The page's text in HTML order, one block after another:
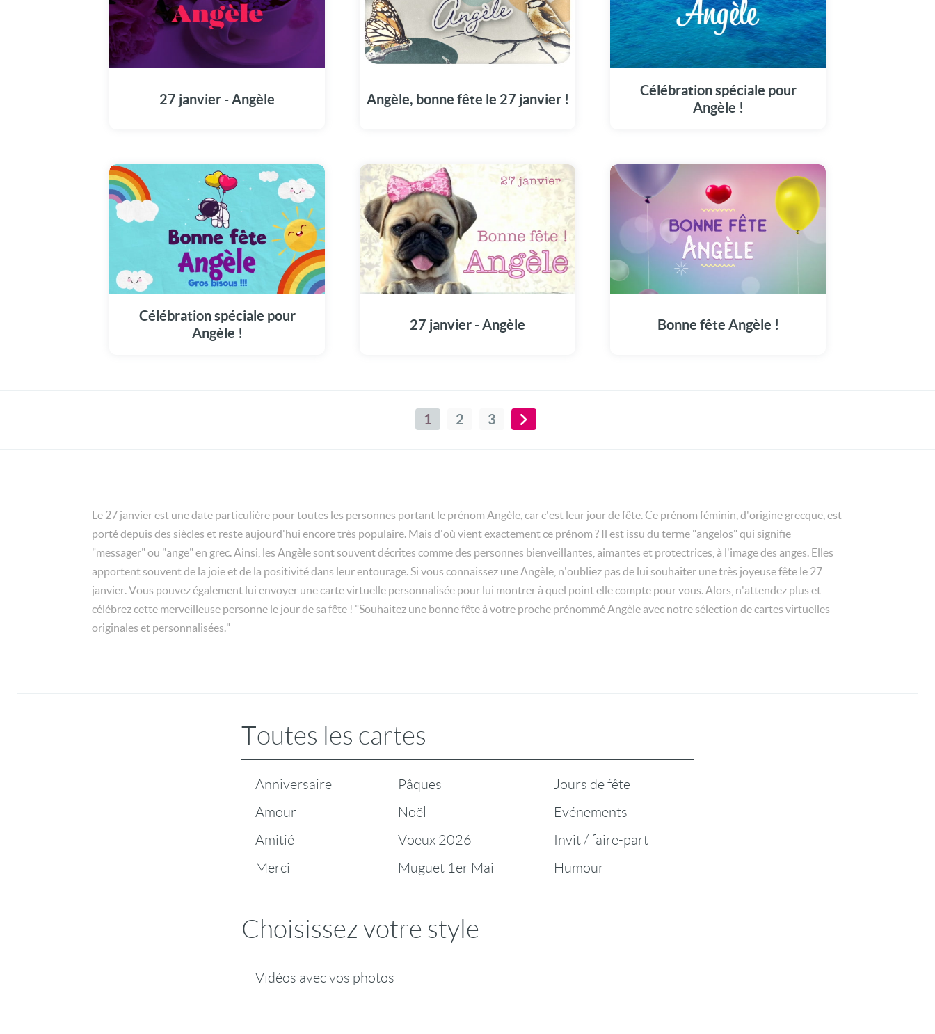
27 janvier - Angèle
Une carte unique pour commémorer la fête
Angèle, bonne fête le 27 janvier !
Une carte unique pour commémorer la fête
Célébration spéciale pour
Angèle !
Partagez les festivités du 27 janvier en
Célébration spéciale pour
Angèle !
Illuminez la journée de Angèle avec notre
27 janvier - Angèle
Illuminez la journée de Angèle avec notre
Bonne fête Angèle !
Une carte vidéo unique pour célébrer Angèle
1 2 3
Le 27 janvier est une date particulière pour toutes les personnes portant le prénom Angèle, car c'est leur jour de fête. Ce prénom féminin, d'origine grecque, est
porté depuis des siècles et reste aujourd'hui encore très populaire. Mais d'où vient exactement ce prénom ? Il est issu du terme "angelos" qui signifie
"messager" ou "ange" en grec. Ainsi, les Angèle sont souvent décrites comme des personnes bienveillantes, aimantes et protectrices, à l'image des anges. Elles
apportent souvent de la joie et de la positivité dans leur entourage. Si vous connaissez une Angèle, n'oubliez pas de lui souhaiter une très joyeuse fête le 27
janvier. Vous pouvez également lui envoyer une carte virtuelle personnalisée pour lui montrer à quel point elle compte pour vous. Alors, n'attendez plus et
célébrez cette merveilleuse personne le jour de sa fête ! "Souhaitez une bonne fête à votre proche prénommé Angèle avec notre sélection de cartes virtuelles
originales et personnalisées."
Toutes les cartes
Anniversaire
Amour
Amitié
Merci
Pâques
Noël
Voeux 2026
Muguet 1er Mai
Jours de fête
Evénements
Invit / faire-part
Humour
Choisissez votre style
Vidéos avec vos photos